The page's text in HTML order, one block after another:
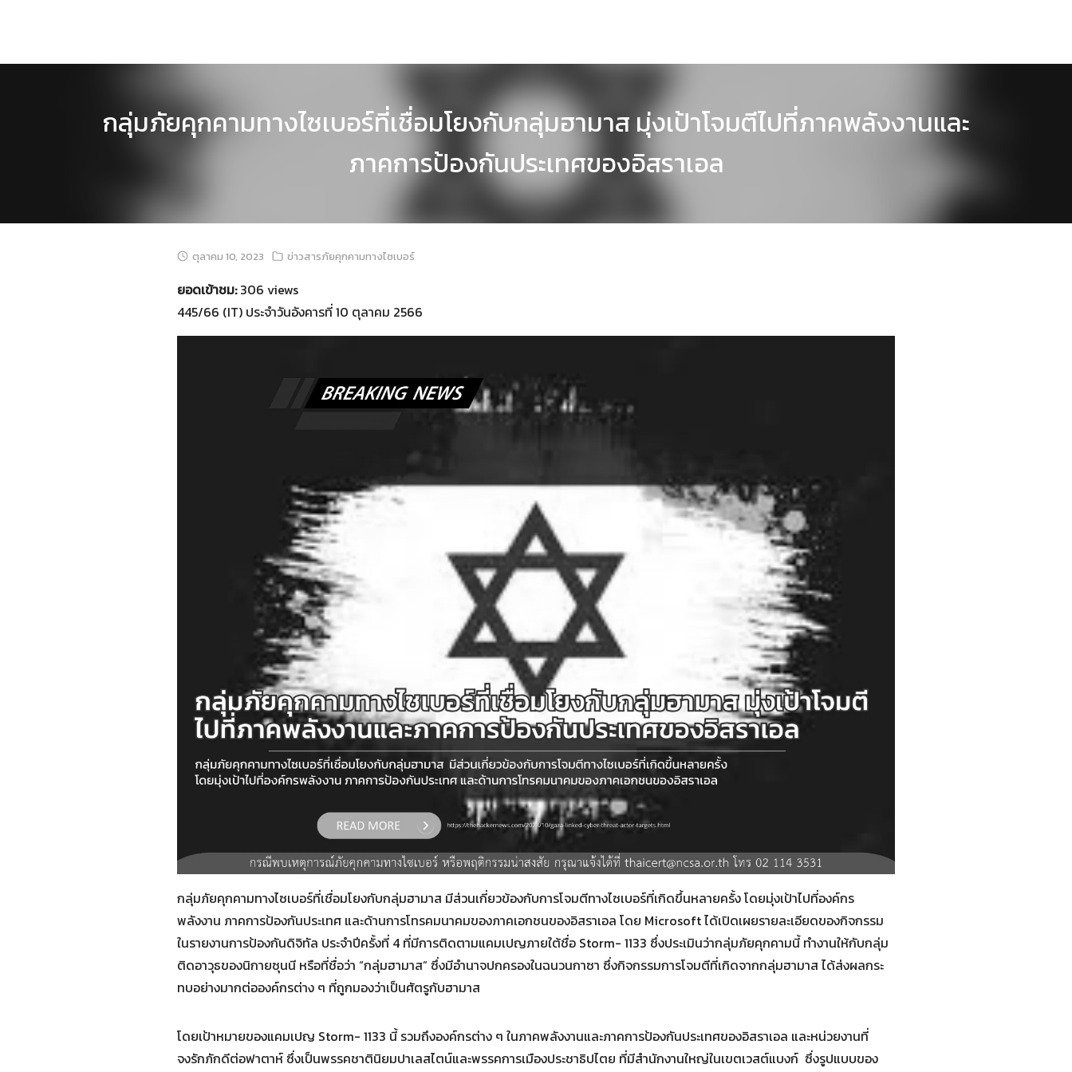
Search
for:
Search
กลุ่มภัยคุกคามทางไซเบอร์ที่เชื่อมโยงกับกลุ่มฮามาส มุ่งเป้าโจมตีไปที่ภาคพลังงานและ
ภาคการป้องกันประเทศของอิสราเอล
ตุลาคม 10, 2023 ข่าวสารภัยคุกคามทางไซเบอร์
ยอดเข้าชม:306 views
445/66 (IT) ประจำวันอังคารที่ 10 ตุลาคม 2566
กลุ่มภัยคุกคามทางไซเบอร์ที่เชื่อมโยงกับกลุ่มฮามาส มีส่วนเกี่ยวข้องกับการโจมตีทางไซเบอร์ที่เกิดขึ้นหลายครั้ง โดยมุ่งเป้าไปที่องค์กร
พลังงาน ภาคการป้องกันประเทศ และด้านการโทรคมนาคมของภาคเอกชนของอิสราเอล โดย Microsoft ได้เปิดเผยรายละเอียดของกิจกรรม
ในรายงานการป้องกันดิจิทัล ประจำปีครั้งที่ 4 ที่มีการติดตามแคมเปญภายใต้ชื่อ Storm- 1133 ซึ่งประเมินว่ากลุ่มภัยคุกคามนี้ ทำงานให้กับกลุ่ม
ติดอาวุธของนิกายซุนนี หรือที่ชื่อว่า “กลุ่มฮามาส” ซึ่งมีอำนาจปกครองในฉนวนกาซา ซึ่งกิจกรรมการโจมตีที่เกิดจากกลุ่มฮามาส ได้ส่งผลกระ
ทบอย่างมากต่อองค์กรต่าง ๆ ที่ถูกมองว่าเป็นศัตรูกับฮามาส
โดยเป้าหมายของแคมเปญ Storm- 1133 นี้ รวมถึงองค์กรต่าง ๆ ในภาคพลังงานและภาคการป้องกันประเทศของอิสราเอล และหน่วยงานที่
จงรักภักดีต่อฟาตาห์ ซึ่งเป็นพรรคชาตินิยมปาเลสไตน์และพรรคการเมืองประชาธิปไตย ที่มีสำนักงานใหญ่ในเขตเวสต์แบงก์ ซึ่งรูปแบบของ